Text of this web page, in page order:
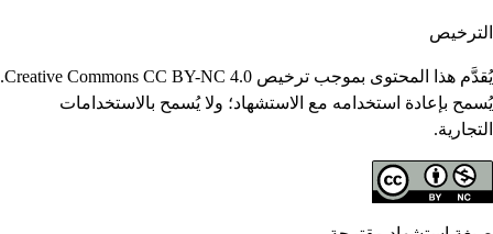
الترخيص
يُقدَّم هذا المحتوى بموجب ترخيص Creative Commons CC BY-NC 4.0.
يُسمح بإعادة استخدامه مع الاستشهاد؛ ولا يُسمح بالاستخدامات
التجارية.